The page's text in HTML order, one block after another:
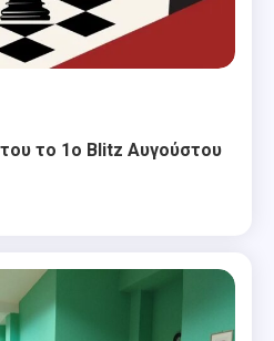
το 1ο Blitz Αυγούστου